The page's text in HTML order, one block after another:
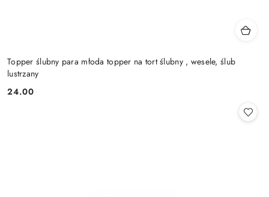
Topper ślubny para młoda topper na tort ślubny , wesele, ślub
lustrzany
Cena:
24.00